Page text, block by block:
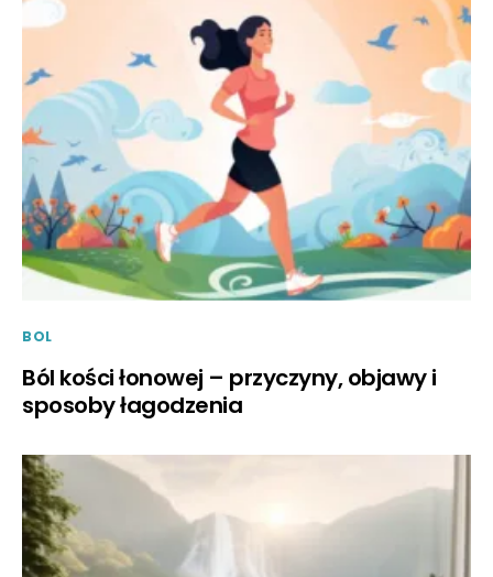
BOL
Ból kości łonowej – przyczyny, objawy i
sposoby łagodzenia